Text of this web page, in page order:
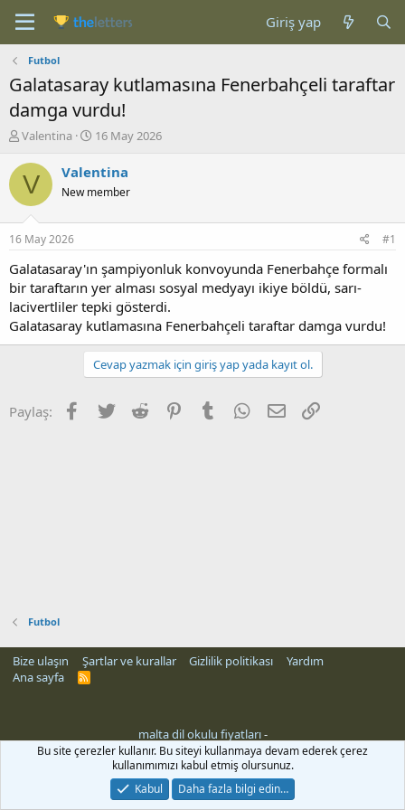
Giriş yap
Futbol
Galatasaray kutlamasına Fenerbahçeli taraftar
damga vurdu!
K
n
b
u
u
b
a
l
a
t
a
Valentina
B
ş
a
ç
a
r
i
h
i
16 May 2026
V Valentina
New member
16 May 2026 #1
Galatasaray'ın şampiyonluk konvoyunda Fenerbahçe formalı
bir taraftarın yer alması sosyal medyayı ikiye böldü, sarı-
lacivertliler tepki gösterdi.
Galatasaray kutlamasına Fenerbahçeli taraftar damga vurdu!
Cevap yazmak için giriş yap yada kayıt ol.
Paylaş: Facebook
Twitter Reddit PinterestTumblr WhatsApp
E-posta
Futbol
Bize ulaşın Şartlar ve kurallar Gizlilik politikası
Yardım
Ana sayfa
R
malta dil okulu fiyatları-
siteleri
Bu site çerezler kullanır. Bu siteyi kullanmaya devam ederek çerez
kullanımımızı kabul etmiş olursunuz.
Kabul
Daha fazla bilgi edin…